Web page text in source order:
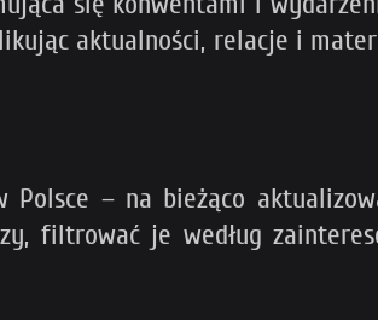
aktualności, relacje i
– na bieżąco
filtrować je według